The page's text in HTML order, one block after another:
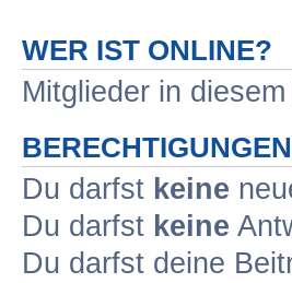
WER IST ONLINE?
Mitglieder in
Du darfst keine
Du darfst keine
Du darfst deine